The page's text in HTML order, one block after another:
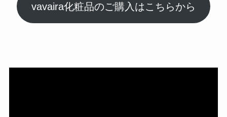
vavaira化粧品のご購入はこちらから